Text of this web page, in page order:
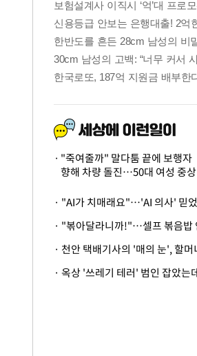
"죽여줄까" 말다툼 끝에 보행자
향해 차량 돌진…50대 여성 중상